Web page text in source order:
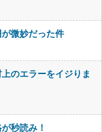
微妙だった件
のエラーをイジりま
秒読み！